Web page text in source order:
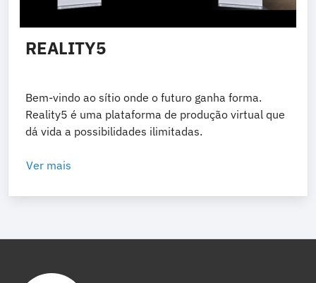
REALITY5
Bem-vindo ao sítio onde o futuro ganha forma.
Reality5 é uma plataforma de produção virtual que
dá vida a possibilidades ilimitadas.
Ver mais